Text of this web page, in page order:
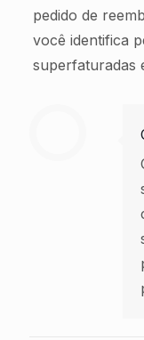
pedido de
você identifica
superfaturadas